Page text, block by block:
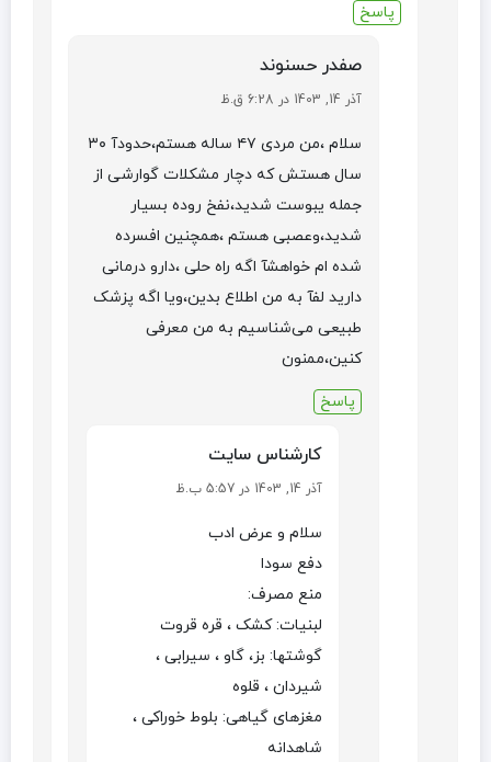
پاسخ
صفدر حسنوند
آذر 14, 1403 در 6:28 ق.ظ
سلام ،من مردی ۴۷ ساله هستم،حدودآ ۳۰
سال هستش که دچار مشکلات گوارشی از
جمله یبوست شدید،نفخ روده بسیار
شدید،وعصبی هستم ،همچنین افسرده
شده ام خواهشآ اگه راه حلی ،دارو درمانی
دارید لفآ به من اطلاع بدین،ویا اگه پزشک
طبیعی می‌شناسیم به من معرفی
کنین،ممنون
پاسخ
کارشناس سایت
آذر 14, 1403 در 5:57 ب.ظ
سلام و عرض ادب
دفع سودا
منع مصرف:
لبنیات: کشک ، قره قروت
گوشتها: بز، گاو ، سیرابی ،
شیردان ، قلوه
مغزهای گیاهی: بلوط خوراکی ،
شاهدانه